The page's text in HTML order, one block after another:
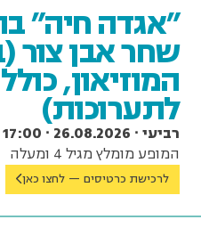
"אגדה חיה"
שחר אבן צור
המוזיאון,
לתערוכות)
רביעי ∙ 26.08.2026 ∙ 17:00
המופע מומלץ מגיל 4 ומעלה
לרכישת כרטיסים — לחצו כאן